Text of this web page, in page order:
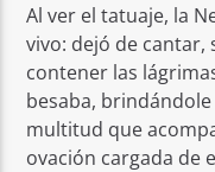
Al ver el tatuaje, la
vivo: dejó de
contener las
besaba,
multitud que
ovación cargada de